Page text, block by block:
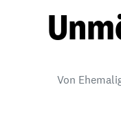
Von